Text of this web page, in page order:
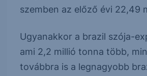
szemben az előző évi 22,49
Ugyanakkor a brazil szója-
ami 2,2 millió tonna több,
továbbra is a legnagyobb